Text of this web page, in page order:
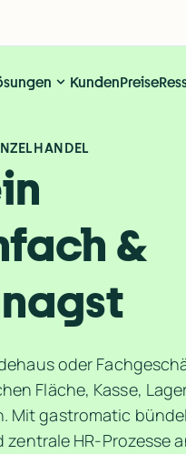
KundenPreise
&
oder
Fläche, Kasse,
Mit gastromatic
HR-Prozesse